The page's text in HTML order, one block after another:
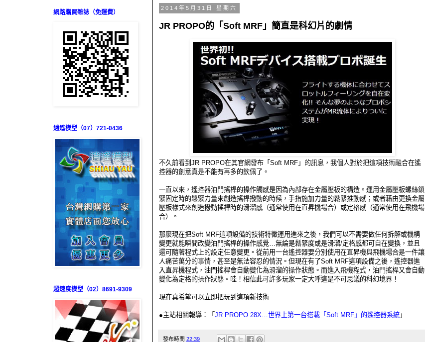
2014年5月31日 星期六
JR PROPO的「Soft MRF」簡直是科幻片的劇情
不久前看到 JR PROPO在其官網發布「 Soft MRF 」的訊息，我個人對於把這項技術融合在遙
控器的創意真是不能有再多的欽佩了。
一直以來，遙控器油門搖桿的操作觸感是因為內部存在金屬壓板的構造。運用金屬壓板螺絲鎖
緊固定時的鬆緊力量來創造搖桿撥動的時候，手指施加力量的鬆緊推動感；或者藉由更換金屬
壓板樣式來創造撥動搖桿時的滑溜感（通常使用在直昇機場合）或定格感（通常使用在飛機場
合）。
那麼現在把Soft MRF這項設備的技術特徵運用進來之後，我們可以不需要做任何拆解或機構
變更就能瞬間改變油門搖桿的操作感覺…無論是鬆緊度或是滑溜/定格感都可自在變換，並且
還可隨著程式上的設定任意變更。從前用一台遙控器要分別使用在直昇機與飛機場合是一件讓
人痛苦萬分的事情，甚至是無法容忍的情況。但現在有了Soft MRF這項設備之後，遙控器進
入直昇機程式，油門搖桿會自動變化為滑溜的操作狀態。而進入飛機程式，油門搖桿又會自動
變化為定格的操作狀態。哇！相信此可許多玩家一定大呼這是不可思議的科幻境界！
現在真希望可以立即把玩到這項新技術…
●主站相關報導：「 JR PROPO 28X…世界上第一台搭載「 Soft MRF 」的遙控器系統 」
發布時間 22:39
網路購買雜誌（免運費）
逍遙模型（07）721-0436
超速度模型（02）8691-9309